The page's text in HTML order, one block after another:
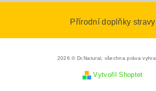
Přírodní doplňky stravy
2026 © Dr.Natural, všechna práva
Vytvořil Shoptet